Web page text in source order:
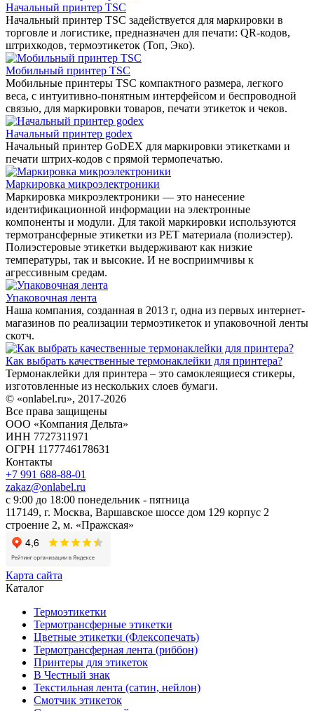
Начальный принтер TSC
Начальный принтер TSC задействуется для маркировки в
торговле и логистике, предназначен для печати: QR-кодов,
штрихкодов, термоэтикеток (Топ, Эко).
Мобильный принтер TSC
Мобильные принтеры TSC компактного размера, легкого
веса, с интуитивно-понятным интерфейсом и беспроводной
связью, для маркировки товаров, печати этикеток и чеков.
Начальный принтер godex
Начальный принтер GoDEX для маркировки этикетками и
печати штрих-кодов с прямой термопечатью.
Маркировка микроэлектроники
Маркировка микроэлектроники — это нанесение
идентификационной информации на электронные
компоненты и модули. Для такой маркировки используются
термотрансферные этикетки из PET материала (полиэстер).
Полиэстеровые этикетки выдерживают как низкие
температуры, так и высокие. И не восприимчивы к
агрессивным средам.
Упаковочная лента
Наша компания, созданная в 2013 г, одна из первых интернет-
магазинов по реализации термоэтикеток и упаковочной ленты
скотч.
Как выбрать качественные термонаклейки для принтера?
Термонаклейки для принтера – это самоклеящиеся стикеры,
изготовленные из нескольких слоев бумаги.
© «onlabel.ru», 2017-2026
Все права защищены
ООО «Компания Дельта»
ИНН 7727311971
ОГРН 1177746178631
Контакты
+7 991 688-88-01
zakaz@onlabel.ru
с 9:00 до 18:00 понедельник - пятница
117149, г. Москва, Варшавское шоссе дом 129 корпус 2
строение 2, м. «Пражская»
Карта сайта
Каталог
Термоэтикетки
Термотрансферные этикетки
Цветные этикетки (Флексопечать)
Термотрансферная лента (риббон)
Принтеры для этикеток
В Честный знак
Текстильная лента (сатин, нейлон)
Смотчик этикеток